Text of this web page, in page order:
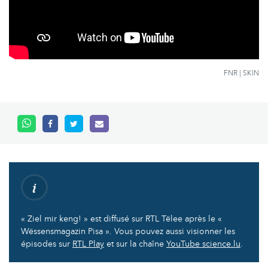
FNR | SKIN
« Ziel mir keng! » est diffusé sur RTL Tëlee après le «
Wëssensmagazin Pisa ». Vous pouvez aussi visionner les
épisodes sur RTL Play et sur la chaîne YouTube science.lu.